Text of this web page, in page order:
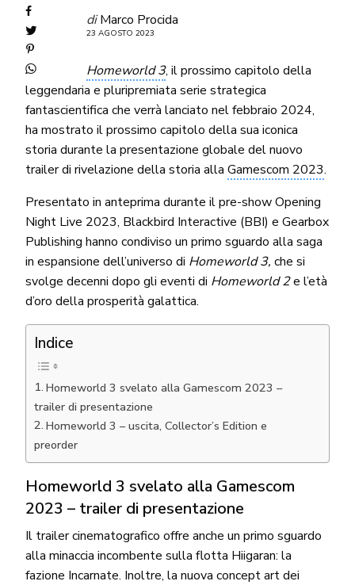
di Marco Procida
23 AGOSTO 2023
Homeworld 3, il prossimo capitolo della
leggendaria e pluripremiata serie strategica
fantascientifica che verrà lanciato nel febbraio 2024,
ha mostrato il prossimo capitolo della sua iconica
storia durante la presentazione globale del nuovo
trailer di rivelazione della storia allaGamescom 2023.
Presentato in anteprima durante il pre-show Opening
Night Live 2023, Blackbird Interactive (BBI) e Gearbox
Publishing hanno condiviso un primo sguardo alla saga
in espansione dell’universo di Homeworld 3, che si
svolge decenni dopo gli eventi di Homeworld 2e l’età
d’oro della prosperità galattica.
Indice
Homeworld 3 svelato alla Gamescom 2023 –
trailer di presentazione
Homeworld 3 – uscita, Collector’s Edition e
preorder
Homeworld 3 svelato alla Gamescom
2023 – trailer di presentazione
Il trailer cinematografico offre anche un primo sguardo
alla minaccia incombente sulla flotta Hiigaran: la
fazione Incarnate. Inoltre, la nuova concept art dei